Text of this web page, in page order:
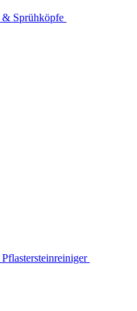
& Sprühköpfe
Pflastersteinreiniger